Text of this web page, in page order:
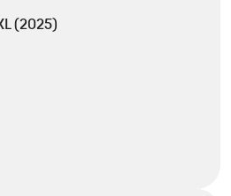
(2025)